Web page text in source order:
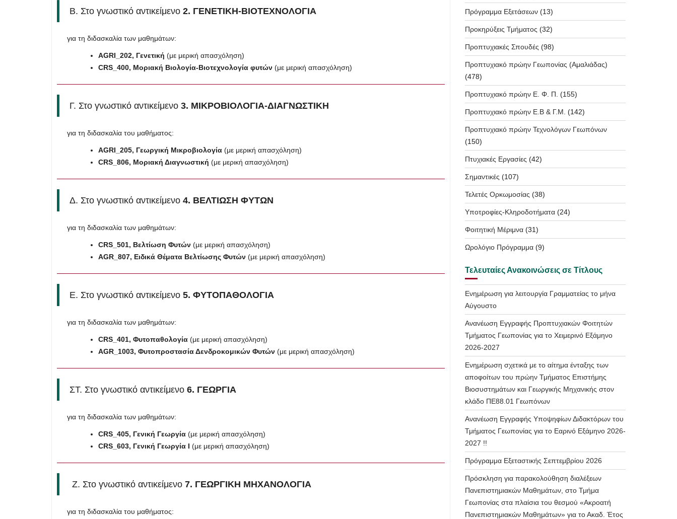
Β. Στο γνωστικό αντικείμενο 2. ΓΕΝΕΤΙΚΗ-ΒΙΟΤΕΧΝΟΛΟΓΙΑ
για τη διδασκαλία των μαθημάτων:
AGRI _202, Γενετική (με μερική απασχόληση)
CRS _400, Μοριακή Βιολογία-Βιοτεχνολογία φυτών (με μερική απασχόληση)
Γ. Στο γνωστικό αντικείμενο 3. ΜΙΚΡΟΒΙΟΛΟΓΙΑ-ΔΙΑΓΝΩΣΤΙΚΗ
για τη διδασκαλία του μαθήματος:
AGRI _205, Γεωργική Μικροβιολογία (με μερική απασχόληση)
CRS _806, Μοριακή Διαγνωστική (με μερική απασχόληση)
Δ. Στο γνωστικό αντικείμενο 4. ΒΕΛΤΙΩΣΗ ΦΥΤΩΝ
για τη διδασκαλία των μαθημάτων:
CRS _501, Βελτίωση Φυτών (με μερική απασχόληση)
AGR _807, Ειδικά Θέματα Βελτίωσης Φυτών (με μερική απασχόληση)
Ε. Στο γνωστικό αντικείμενο 5. ΦΥΤΟΠΑΘΟΛΟΓΙΑ
για τη διδασκαλία των μαθημάτων:
CRS _401, Φυτοπαθολογία (με μερική απασχόληση)
AGR _1003, Φυτοπροστασία Δενδροκομικών Φυτών (με μερική απασχόληση)
ΣΤ. Στο γνωστικό αντικείμενο 6. ΓΕΩΡΓΙΑ
για τη διδασκαλία των μαθημάτων:
CRS _405, Γενική Γεωργία (με μερική απασχόληση)
CRS _603, Γενική Γεωργία Ι (με μερική απασχόληση)
Ζ. Στο γνωστικό αντικείμενο 7. ΓΕΩΡΓΙΚΗ ΜΗΧΑΝΟΛΟΓΙΑ
για τη διδασκαλία του μαθήματος:
Πρόγραμμα Εξετάσεων(13)
Προκηρύξεις Τμήματος (32)
Προπτυχιακές Σπουδές (98)
Προπτυχιακό πρώην Γεωπονίας (Αμαλιάδας)
(478)
Προπτυχιακό πρώην Ε. Φ. Π. (155)
Προπτυχιακό πρώην Ε.Β & Γ.Μ. (142)
Προπτυχιακό πρώην Τεχνολόγων Γεωπόνων
(150)
Πτυχιακές Εργασίες (42)
Σημαντικές (107)
Τελετές Ορκωμοσίας (38)
Υποτροφίες-Κληροδοτήματα(24)
Φοιτητική Μέριμνα(31)
Ωρολόγιο Πρόγραμμα(9)
Τελευταίες Ανακοινώσεις σε Τίτλους
Ενημέρωση για λειτουργία Γραμματείας το μήνα
Αύγουστο
Ανανέωση Εγγραφής Προπτυχιακών Φοιτητών
Τμήματος Γεωπονίας για το Χειμερινό Εξάμηνο
2026-2027
Ενημέρωση σχετικά με το αίτημα ένταξης των
αποφοίτων του πρώην Τμήματος Επιστήμης
Βιοσυστημάτων και Γεωργικής Μηχανικής στον
κλάδο ΠΕ88.01 Γεωπόνων
Ανανέωση Εγγραφής Υποψηφίων Διδακτόρων του
Τμήματος Γεωπονίας για το Εαρινό Εξάμηνο 2026-
2027 !!
Πρόγραμμα Εξεταστικής Σεπτεμβρίου 2026
Πρόσκληση για παρακολούθηση διαλέξεων
Πανεπιστημιακών Μαθημάτων, στο Τμήμα
Γεωπονίας στα πλαίσια του θεσμού «Ακροατή
Πανεπιστημιακών Μαθημάτων» για το Ακαδ. Έτος